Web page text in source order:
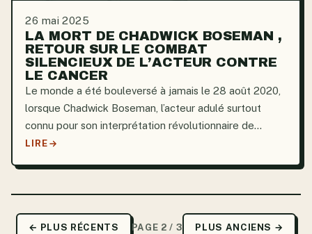
26 mai 2025
LA MORT DE CHADWICK BOSEMAN ,
RETOUR SUR LE COMBAT
SILENCIEUX DE L’ACTEUR CONTRE
LE CANCER
Le monde a été bouleversé à jamais le 28 août 2020,
lorsque Chadwick Boseman, l’acteur adulé surtout
connu pour son interprétation révolutionnaire de
T’Challa, le Black Panther, est décédé tragiquement à
LIRE
← PLUS RÉCENTS PAGE 2 / 3 PLUS ANCIENS →